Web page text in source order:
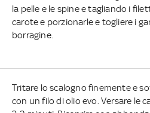
la pelle e le spine e tagliando i
carote e porzionarle e togliere i
borragine.
Tritare lo scalogno finemente e
con un filo di olio evo. Versare le